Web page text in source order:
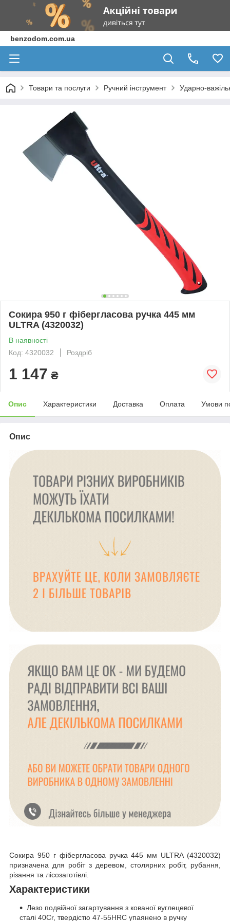
benzodom.com.ua
Товари та послуги Ручний інструмент Ударно-
Сокира 950 г фібергласова ручка 445 мм
ULTRA (4320032)
В наявності
Код: 4320032
Роздріб
1 147 ₴
Опис Характеристики Доставка Оплата Умови
Опис
Сокира 950 г фібергласова ручка 445 мм ULTRA (4320032)
призначена для робіт з деревом, столярних робіт, рубання,
різання та лісозаготівлі.
Характеристики
Лезо подвійної загартування з кованої вуглецевої
сталі 40Cr, твердістю 47-55HRC упаянено в ручку